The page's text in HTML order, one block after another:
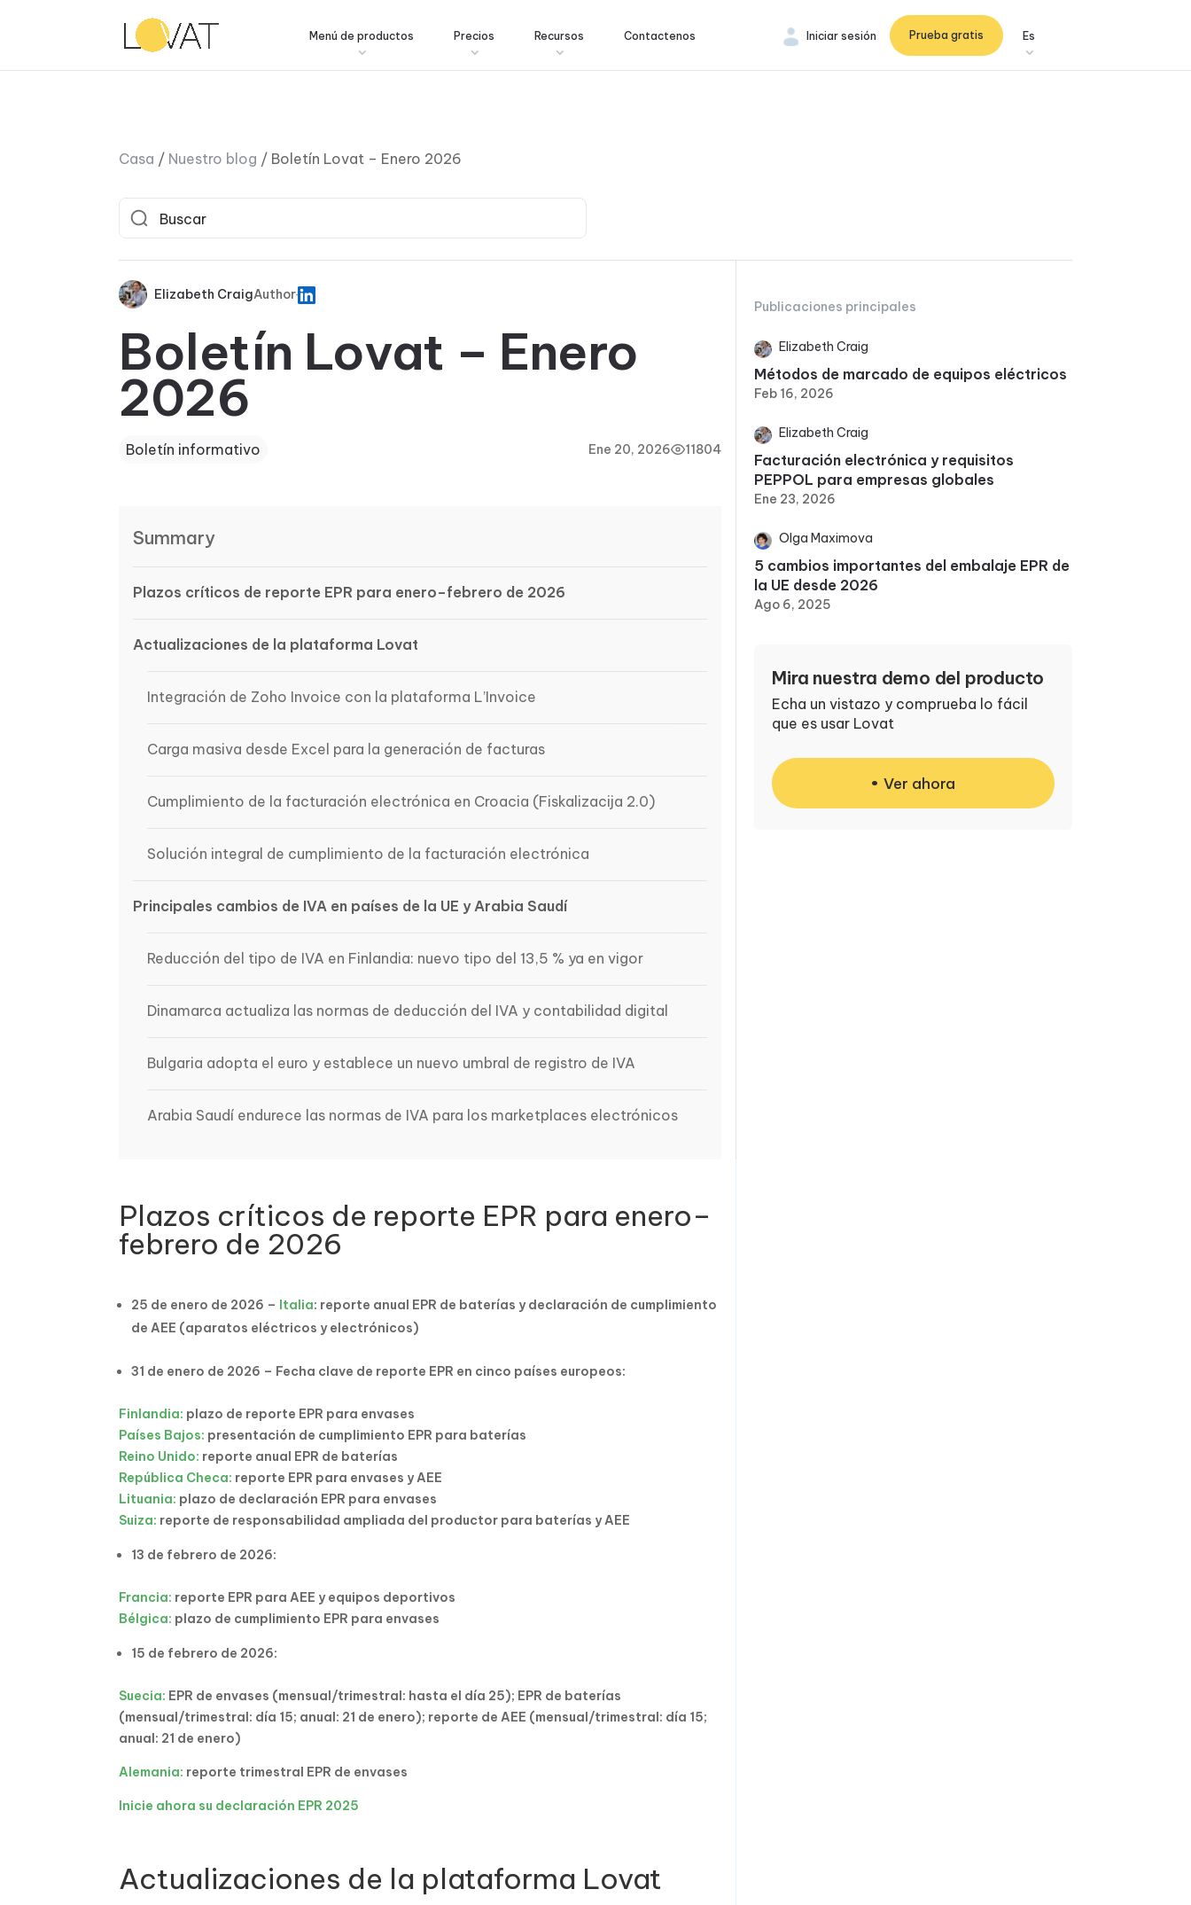
Menú de productos Precios Recursos Contactenos Es
Prueba gratis
Iniciar sesión
Casa / Nuestro blog / Boletín Lovat – Enero 2026
Elizabeth CraigAuthor
Boletín Lovat – Enero
2026
Boletín informativo Ene 20, 2026 11804
Summary
Plazos críticos de reporte EPR para enero–febrero de 2026
Actualizaciones de la plataforma Lovat
Integración de Zoho Invoice con la plataforma L’Invoice
Carga masiva desde Excel para la generación de facturas
Cumplimiento de la facturación electrónica en Croacia (Fiskalizacija 2.0)
Solución integral de cumplimiento de la facturación electrónica
Principales cambios de IVA en países de la UE y Arabia Saudí
Reducción del tipo de IVA en Finlandia: nuevo tipo del 13,5 % ya en vigor
Dinamarca actualiza las normas de deducción del IVA y contabilidad digital
Bulgaria adopta el euro y establece un nuevo umbral de registro de IVA
Arabia Saudí endurece las normas de IVA para los marketplaces electrónicos
Plazos críticos de reporte EPR para enero–
febrero de 2026
25 de enero de 2026 – Italia: reporte anual EPR de baterías y declaración de cumplimiento
de AEE (aparatos eléctricos y electrónicos)
31 de enero de 2026 – Fecha clave de reporte EPR en cinco países europeos:
Finlandia: plazo de reporte EPR para envases
Países Bajos: presentación de cumplimiento EPR para baterías
Reino Unido: reporte anual EPR de baterías
República Checa: reporte EPR para envases y AEE
Lituania: plazo de declaración EPR para envases
Suiza: reporte de responsabilidad ampliada del productor para baterías y AEE
13 de febrero de 2026:
Francia: reporte EPR para AEE y equipos deportivos
Bélgica: plazo de cumplimiento EPR para envases
15 de febrero de 2026:
Suecia: EPR de envases (mensual/trimestral: hasta el día 25); EPR de baterías
(mensual/trimestral: día 15; anual: 21 de enero); reporte de AEE (mensual/trimestral: día 15;
anual: 21 de enero)
Alemania: reporte trimestral EPR de envases
Inicie ahora su declaración EPR 2025
Actualizaciones de la plataforma Lovat
Publicaciones principales
Elizabeth Craig
Métodos de marcado de equipos eléctricos
Feb 16, 2026
Elizabeth Craig
Facturación electrónica y requisitos
PEPPOL para empresas globales
Ene 23, 2026
Olga Maximova
5 cambios importantes del embalaje EPR de
la UE desde 2026
Ago 6, 2025
Mira nuestra demo del producto
Echa un vistazo y comprueba lo fácil
que es usar Lovat
Ver ahora